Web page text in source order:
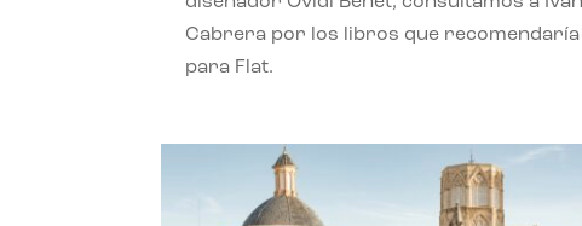
Cabrera por los libros que recomendaría
para Flat.